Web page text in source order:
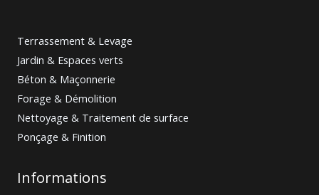
Terrassement & Levage
Jardin & Espaces verts
Béton & Maçonnerie
Forage & Démolition
Nettoyage & Traitement de surface
Ponçage & Finition
Informations